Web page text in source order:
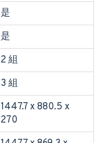
是
是
2 組
3 組
1447.7 x 880.5 x
270